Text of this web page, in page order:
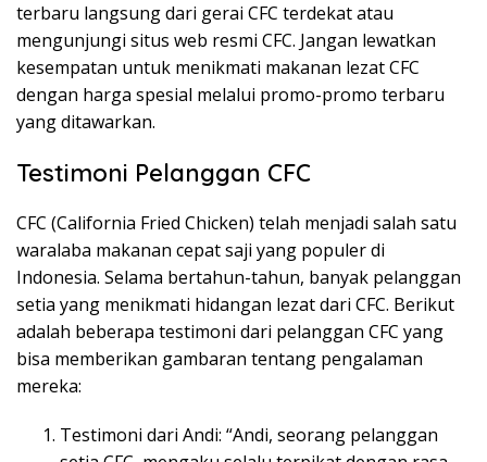
terbaru langsung dari gerai CFC terdekat atau
mengunjungi situs web resmi CFC. Jangan lewatkan
kesempatan untuk menikmati makanan lezat CFC
dengan harga spesial melalui promo-promo terbaru
yang ditawarkan.
Testimoni Pelanggan CFC
CFC (California Fried Chicken) telah menjadi salah satu
waralaba makanan cepat saji yang populer di
Indonesia. Selama bertahun-tahun, banyak pelanggan
setia yang menikmati hidangan lezat dari CFC. Berikut
adalah beberapa testimoni dari pelanggan CFC yang
bisa memberikan gambaran tentang pengalaman
mereka:
Testimoni dari Andi: “Andi, seorang pelanggan